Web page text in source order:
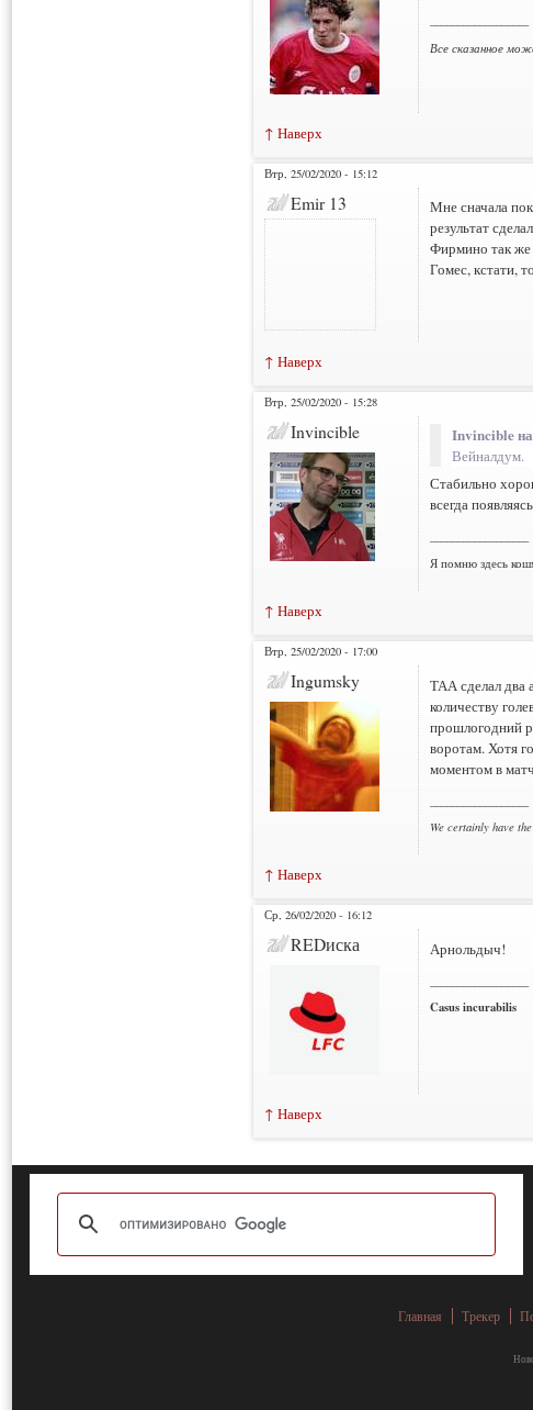
Все сказанное
↑ Наверх
Втр, 25/02/2020 - 15:12
Emir 13
Мне сначала
результат
Фирмино так же
Гомес, кстати,
↑ Наверх
Втр, 25/02/2020 - 15:28
Invincible Invincible
Вейналдум.
Стабильно
всегда
Я помню здесь
↑ Наверх
Втр, 25/02/2020 - 17:00
Ingumsky
ТАА сделал два
количеству
прошлогодний
воротам. Хотя
моментом в
We certainly have
↑ Наверх
Ср, 26/02/2020 - 16:12
REDиска Арнольдыч!
Casus incurabilis
↑ Наверх
Главная Трекер